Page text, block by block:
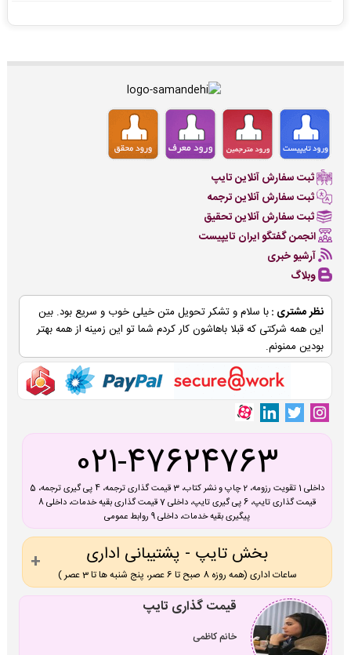
ثبت سفارش آنلاین تایپ
ثبت سفارش آنلاین ترجمه
ثبت سفارش آنلاین تحقیق
انجمن گفتگو ایران تایپیست
آرشیو خبری
وبلاگ
نظر مشتری :با سلام و تشکر تحویل متن خیلی خوب و سریع بود. بین
این همه شرکتی که قبلا باهاشون کار کردم شما تو این زمینه از همه بهتر
بودین ممنونم.
021-47624763
داخلی 1 تقویت رزومه، 2 چاپ و نشر کتاب، 3 قیمت گذاری ترجمه، 4 پی گیری ترجمه، 5
قیمت گذاری تایپ، 6 پی گیری تایپ، داخلی 7 قیمت گذاری بقیه خدمات، داخلی 8
پیگیری بقیه خدمات، داخلی 9 روابط عمومی
بخش تایپ - پشتیبانی اداری
ساعات اداری (همه روزه 8 صبح تا 6 عصر، پنج شنبه ها تا 3 عصر )
قیمت گذاری تایپ
خانم کاظمی